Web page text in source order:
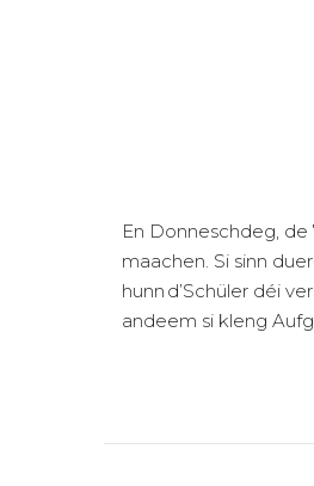
En Donneschdeg, de
maachen. Si sinn
hunn d’Schüler déi
andeem si kleng